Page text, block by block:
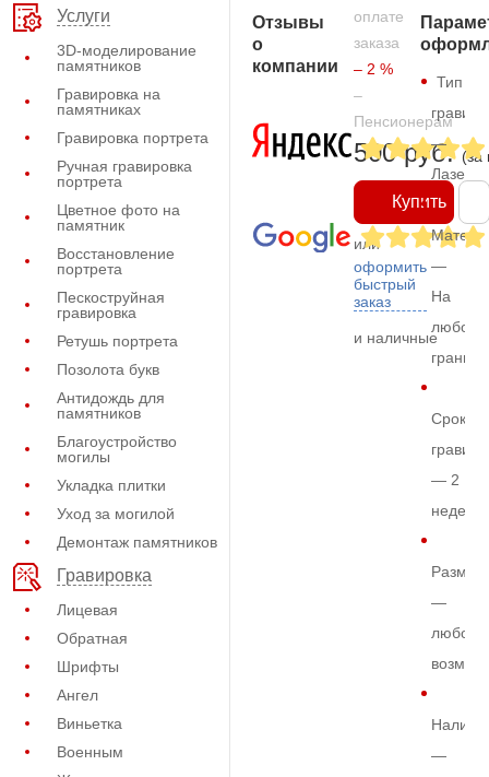
Услуги
3D-моделирование
памятников
Гравировка на
памятниках
Гравировка портрета
Ручная гравировка
портрета
Цветное фото на
памятник
Восстановление
портрета
Пескоструйная
гравировка
Ретушь портрета
Позолота букв
Антидождь для
памятников
Благоустройство
могилы
Укладка плитки
Уход за могилой
Демонтаж памятников
Гравировка
Лицевая
Обратная
Шрифты
Ангел
Виньетка
Военным
Отзывы
о
компании
оплате
заказа
– 2 %
–
Пенсионерам
500 руб. (за
Купить
или
оформить
быстрый
заказ
и наличные
Тип
—
—
На
любом
граните
Срок
— 2
недели
Размер
—
любой
—